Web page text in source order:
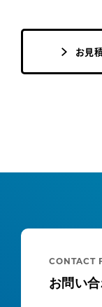
お見
CONTACT
お問い